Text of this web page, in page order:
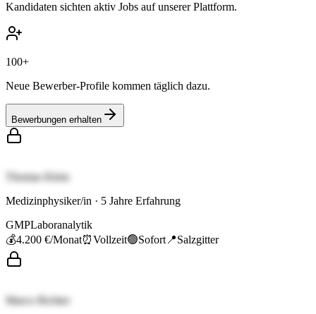
Kandidaten sichten aktiv Jobs auf unserer Plattform.
100+
Neue Bewerber-Profile kommen täglich dazu.
Bewerbungen erhalten
Thomas Klein
Medizinphysiker/in · 5 Jahre Erfahrung
GMPLaboranalytik
💰4.200 €/Monat⏰Vollzeit🟢Sofort 📍Salzgitter
Marco Richter